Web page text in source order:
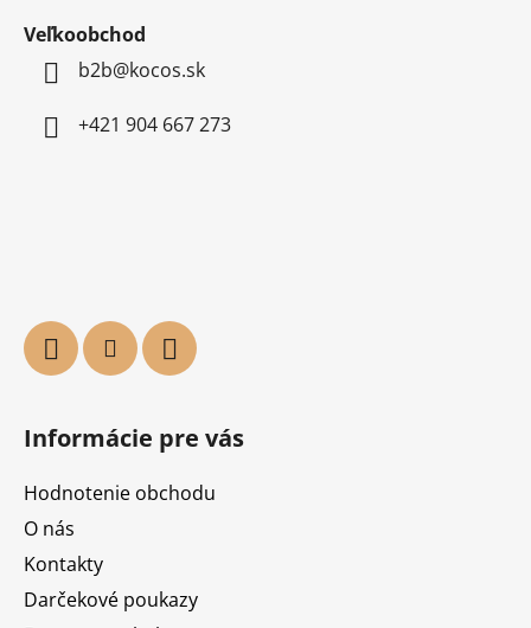
Veľkoobchod
b2b@kocos.sk
+421 904 667 273
Informácie pre vás
Hodnotenie obchodu
O nás
Kontakty
Darčekové poukazy